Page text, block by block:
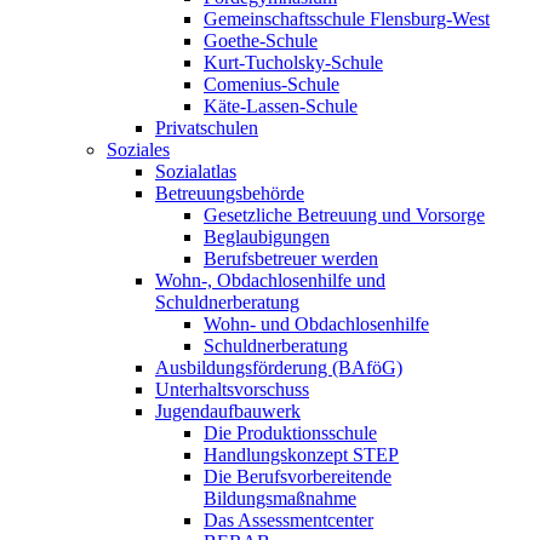
Gemeinschaftsschule Flensburg-West
Goethe-Schule
Kurt-Tucholsky-Schule
Comenius-Schule
Käte-Lassen-Schule
Privatschulen
Soziales
Sozialatlas
Betreuungsbehörde
Gesetzliche Betreuung und Vorsorge
Beglaubigungen
Berufsbetreuer werden
Wohn-, Obdachlosenhilfe und
Schuldnerberatung
Wohn- und Obdachlosenhilfe
Schuldnerberatung
Ausbildungsförderung (BAföG)
Unterhaltsvorschuss
Jugendaufbauwerk
Die Produktionsschule
Handlungskonzept STEP
Die Berufsvorbereitende
Bildungsmaßnahme
Das Assessmentcenter